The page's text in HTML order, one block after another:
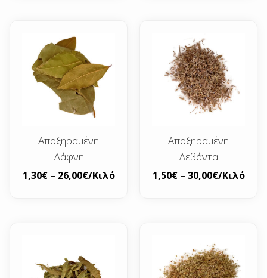
Αποξηραμένη
Δάφνη
1,30€ – 26,00€/Κιλό
Αποξηραμένη
Λεβάντα
1,50€ – 30,00€/Κιλό